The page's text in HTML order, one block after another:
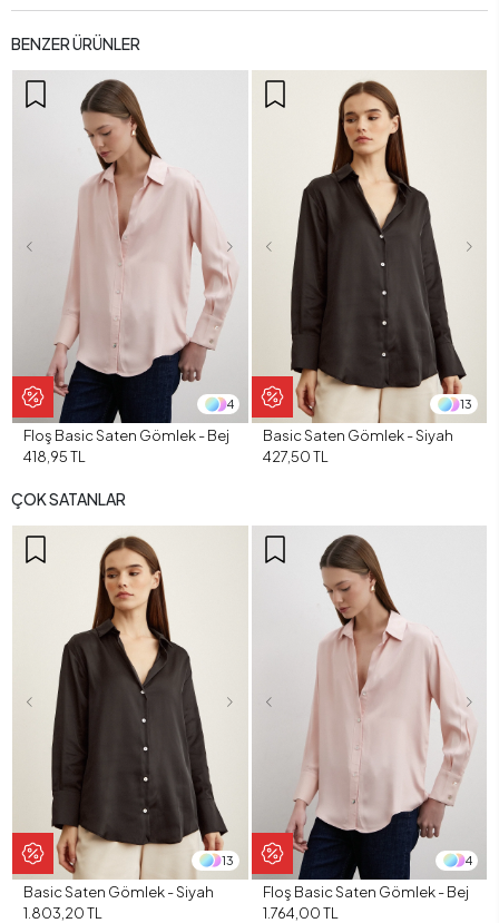
BENZER ÜRÜNLER
4
Floş Basic Saten Gömlek - Bej
418,95 TL
13
Basic Saten Gömlek - Siyah
427,50 TL
ÇOK SATANLAR
13
Basic Saten Gömlek - Siyah
1.803,20 TL
4
Floş Basic Saten Gömlek - Bej
1.764,00 TL